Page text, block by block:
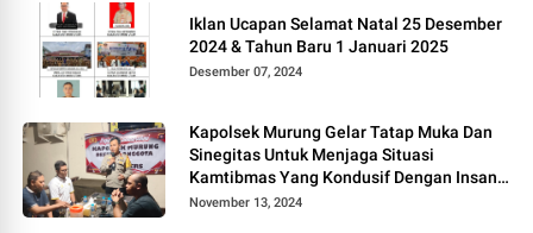
Iklan Ucapan Selamat Natal 25 Desember
2024 & Tahun Baru 1 Januari 2025
Desember 07, 2024
Kapolsek Murung Gelar Tatap Muka Dan
Sinegitas Untuk Menjaga Situasi
Kamtibmas Yang Kondusif Dengan Insan
Pers
November 13, 2024